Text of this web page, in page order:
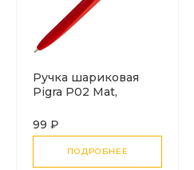
Ручка шариковая
Pigra P02 Mat,
99 ₽
ПОДРОБНЕЕ